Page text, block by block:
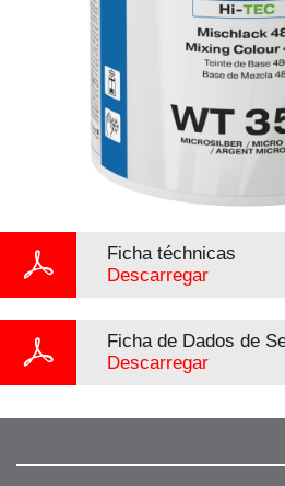
Ficha téchnicas
Descarregar
Ficha de Dados de
Descarregar